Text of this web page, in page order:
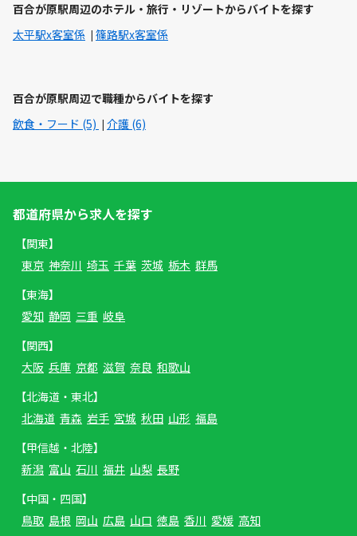
百合が原駅周辺のホテル・旅行・リゾートからバイトを探す
太平駅x客室係
篠路駅x客室係
百合が原駅周辺で職種からバイトを探す
飲食・フード (5)
介護 (6)
都道府県から求人を探す
【関東】
東京 神奈川 埼玉 千葉 茨城 栃木 群馬
【東海】
愛知 静岡 三重 岐阜
【関西】
大阪 兵庫 京都 滋賀 奈良 和歌山
【北海道・東北】
北海道 青森 岩手 宮城 秋田 山形 福島
【甲信越・北陸】
新潟 富山 石川 福井 山梨 長野
【中国・四国】
鳥取 島根 岡山 広島 山口 徳島 香川 愛媛 高知